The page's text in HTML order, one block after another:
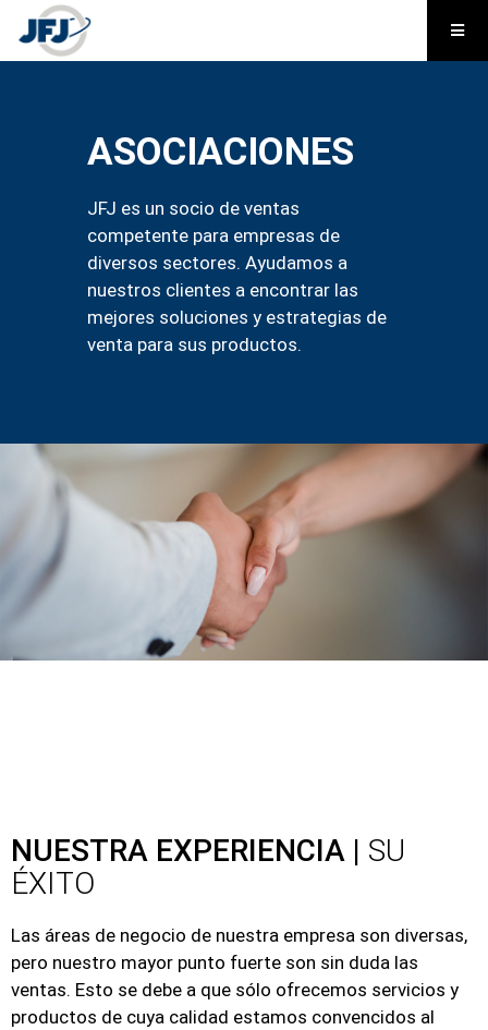
ASOCIACIONES
JFJ es un socio de ventas
competente para empresas de
diversos sectores. Ayudamos a
nuestros clientes a encontrar las
mejores soluciones y estrategias de
venta para sus productos.
NUESTRA EXPERIENCIA | SU
ÉXITO
Las áreas de negocio de nuestra empresa son diversas,
pero nuestro mayor punto fuerte son sin duda las
ventas. Esto se debe a que sólo ofrecemos servicios y
productos de cuya calidad estamos convencidos al